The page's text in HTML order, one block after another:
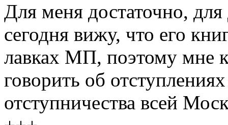
Для меня достаточно,
сегодня вижу, что его
лавках МП, поэтому мне
говорить об
отступничества всей